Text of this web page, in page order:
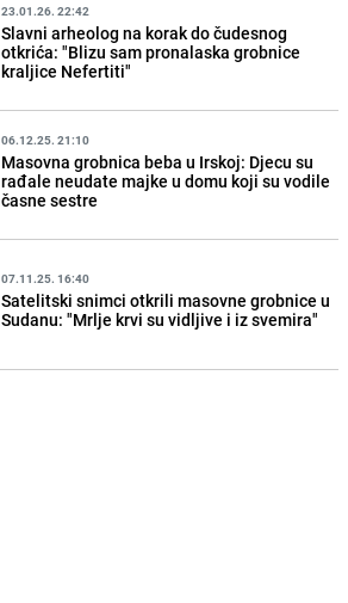
23.01.26. 22:42
Slavni arheolog na korak do čudesnog
otkrića: "Blizu sam pronalaska grobnice
kraljice Nefertiti"
06.12.25. 21:10
Masovna grobnica beba u Irskoj: Djecu su
rađale neudate majke u domu koji su vodile
časne sestre
07.11.25. 16:40
Satelitski snimci otkrili masovne grobnice u
Sudanu: "Mrlje krvi su vidljive i iz svemira"